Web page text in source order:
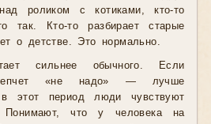
роликом с котиками, кто-то
так. Кто-то разбирает старые
о детстве. Это нормально.
сильнее обычного. Если
«не надо» — лучше
этот период люди чувствуют
Понимают, что у человека на